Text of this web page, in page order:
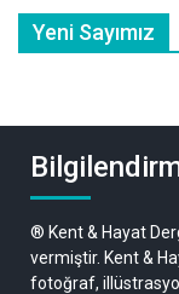
Yeni Sayımız
® Kent & Hayat
vermiştir. Kent &
fotoğraf,